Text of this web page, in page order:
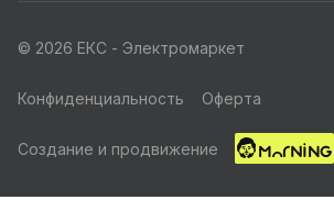
© 2026 ЕКС - Электромаркет
Конфиденциальность Оферта
Создание и продвижение